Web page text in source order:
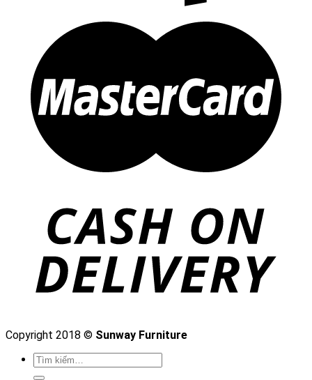
Copyright 2018 © Sunway Furniture